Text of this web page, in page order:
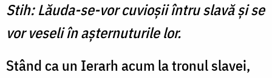
Stih: Lăuda-se-vor cuvioşii întru slavă şi se
vor veseli în aşternuturile lor.
Stând ca un Ierarh acum la tronul slavei,